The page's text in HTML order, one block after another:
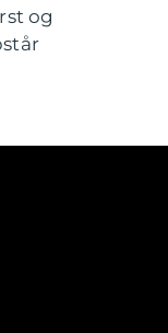
og